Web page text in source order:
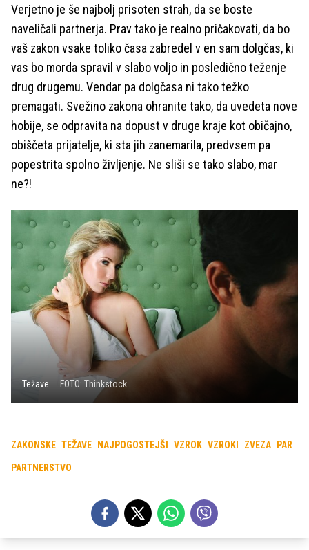
Verjetno je še najbolj prisoten strah, da se boste
naveličali partnerja. Prav tako je realno pričakovati, da bo
vaš zakon vsake toliko časa zabredel v en sam dolgčas, ki
vas bo morda spravil v slabo voljo in posledično teženje
drug drugemu. Vendar pa dolgčasa ni tako težko
premagati. Svežino zakona ohranite tako, da uvedeta nove
hobije, se odpravita na dopust v druge kraje kot običajno,
obiščeta prijatelje, ki sta jih zanemarila, predvsem pa
popestrita spolno življenje. Ne sliši se tako slabo, mar
ne?!
Težave FOTO: Thinkstock
ZAKONSKE TEŽAVE NAJPOGOSTEJŠI VZROK VZROKI ZVEZA PAR
PARTNERSTVO